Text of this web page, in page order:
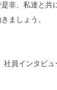
非、私達と共
ましょう。
社員インタビ